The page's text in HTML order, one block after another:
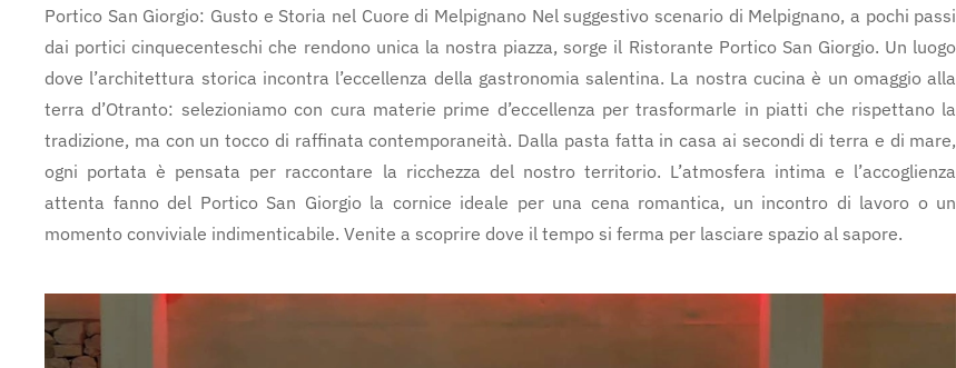
Portico San Giorgio: Gusto e Storia nel Cuore di Melpignano Nel suggestivo scenario di Melpignano, a pochi passi
dai portici cinquecenteschi che rendono unica la nostra piazza, sorge il Ristorante Portico San Giorgio. Un luogo
dove l’architettura storica incontra l’eccellenza della gastronomia salentina. La nostra cucina è un omaggio alla
terra d’Otranto: selezioniamo con cura materie prime d’eccellenza per trasformarle in piatti che rispettano la
tradizione, ma con un tocco di raffinata contemporaneità. Dalla pasta fatta in casa ai secondi di terra e di mare,
ogni portata è pensata per raccontare la ricchezza del nostro territorio. L’atmosfera intima e l’accoglienza
attenta fanno del Portico San Giorgio la cornice ideale per una cena romantica, un incontro di lavoro o un
momento conviviale indimenticabile. Venite a scoprire dove il tempo si ferma per lasciare spazio al sapore.